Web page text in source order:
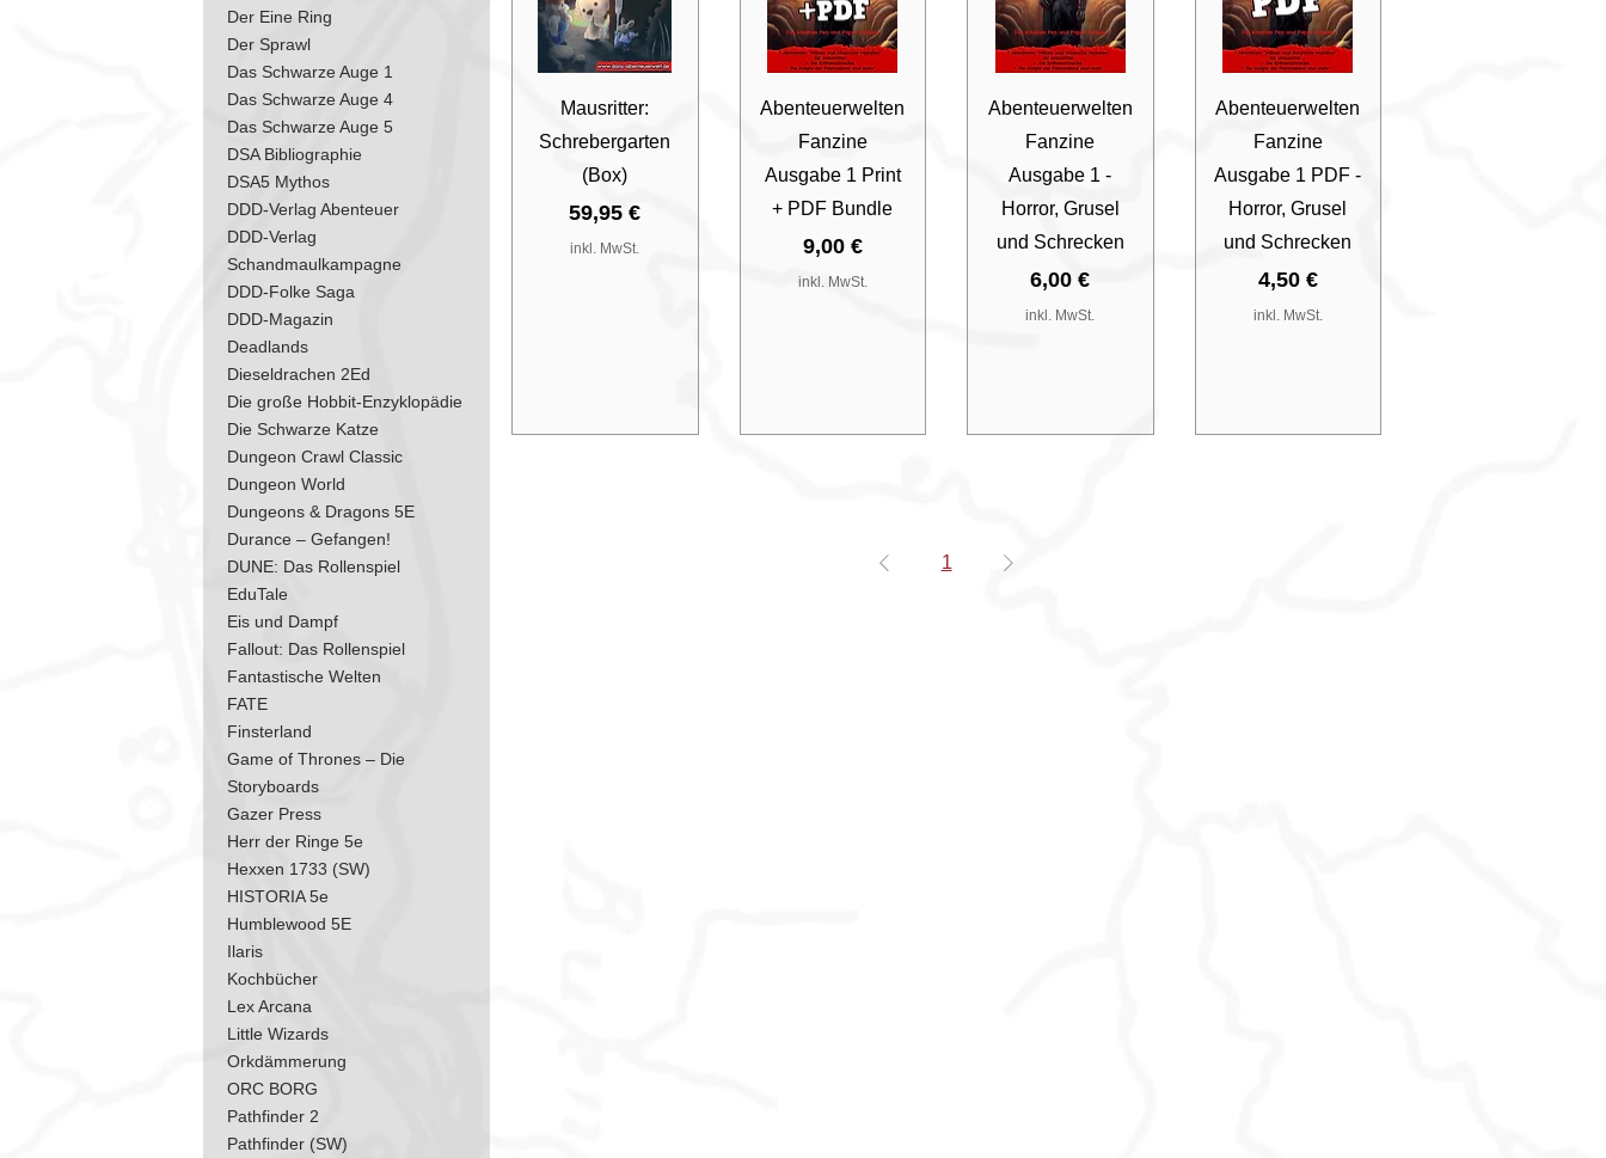
Der Eine Ring
​​​​​​​Der Sprawl
Das Schwarze Auge 1
Das Schwarze Auge 4
Das Schwarze Auge 5
DSA Bibliographie
DSA5 Mythos
DDD-Verlag Abenteuer
DDD-Verlag
Schandmaulkampagne
DDD-Folke Saga
DDD-Magazin
Deadlands
Dieseldrachen 2Ed
Die große Hobbit-Enzyklopädie
Die Schwarze Katze
Dungeon Crawl Classic
Dungeon World
Dungeons & Dragons 5E
Durance – Gefangen!
DUNE: Das Rollenspiel
EduTale
Eis und Dampf
Fallout: Das Rollenspiel
Fantastische Welten
FATE
Finsterland
Game of Thrones – Die
Storyboards
Gazer Press
Herr der Ringe 5e
Hexxen 1733 (SW)
HISTORIA 5e
Humblewood 5E
Ilaris
Kochbücher
Lex Arcana
Little Wizards
Orkdämmerung
ORC BORG
Pathfinder 2
Pathfinder (SW)
Schnellansicht
Mausritter:
Schrebergarten
(Box)
Preis
59,95 €
inkl. MwSt.
Schnellansicht
Abenteuerwelten
Fanzine
Ausgabe 1 Print
+ PDF Bundle
Preis
9,00 €
inkl. MwSt.
Schnellansicht
Abenteuerwelten
Fanzine
Ausgabe 1 -
Horror, Grusel
und Schrecken
Preis
6,00 €
inkl. MwSt.
Schnellansicht
Abenteuerwelten
Fanzine
Ausgabe 1 PDF -
Horror, Grusel
und Schrecken
Preis
4,50 €
inkl. MwSt.
1